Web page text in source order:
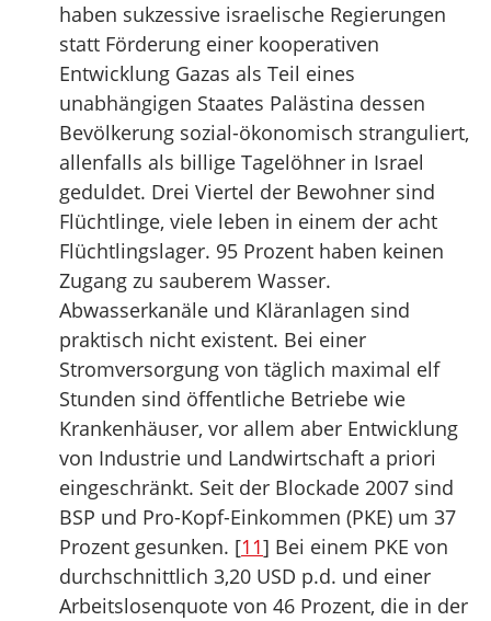
haben sukzessive israelische Regierungen
statt Förderung einer kooperativen
Entwicklung Gazas als Teil eines
unabhängigen Staates Palästina dessen
Bevölkerung sozial-ökonomisch stranguliert,
allenfalls als billige Tagelöhner in Israel
geduldet. Drei Viertel der Bewohner sind
Flüchtlinge, viele leben in einem der acht
Flüchtlingslager. 95 Prozent haben keinen
Zugang zu sauberem Wasser.
Abwasserkanäle und Kläranlagen sind
praktisch nicht existent. Bei einer
Stromversorgung von täglich maximal elf
Stunden sind öffentliche Betriebe wie
Krankenhäuser, vor allem aber Entwicklung
von Industrie und Landwirtschaft a priori
eingeschränkt. Seit der Blockade 2007 sind
BSP und Pro-Kopf-Einkommen (PKE) um 37
Prozent gesunken. [11] Bei einem PKE von
durchschnittlich 3,20 USD p.d. und einer
Arbeitslosenquote von 46 Prozent, die in der